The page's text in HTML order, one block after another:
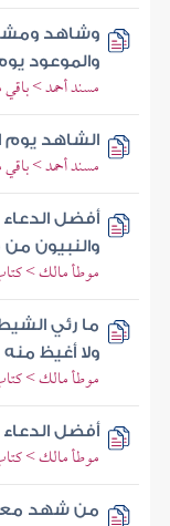
وشاهد
والموعود
مسند أحمد >
الشاهد
مسند أحمد >
أفضل
والنبيون
موطأ مالك >
ما رئي
ولا أغيظ
موطأ مالك >
أفضل
موطأ مالك >
من شهد